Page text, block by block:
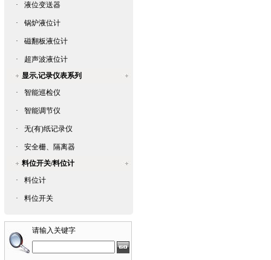
· 液位变送器
· 锅炉液位计
· 磁翻板液位计
·
超声波液位计
显示,记录仪表系列
·
智能巡检仪
· 智能调节仪
· 无(有)纸记录仪
·
安全栅、隔离器
料位开关/料位计
·
料位计
· 料位开关
请输入关键字